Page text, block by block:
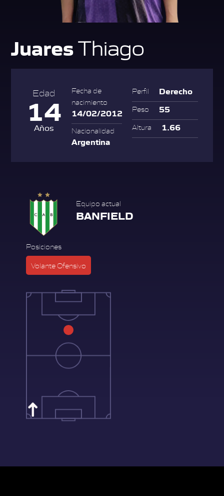
JuaresThiago
Edad
14
Años
Fecha de
nacimiento
14/02/2012
Nacionalidad
Argentina
Perfil Derecho
Peso 55
Altura 1.66
Equipo actual
BANFIELD
Posiciones
Volante Ofensivo